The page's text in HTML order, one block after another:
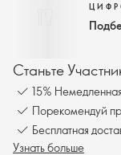
Станьте
15%
Порекомендуй
Узнать больше